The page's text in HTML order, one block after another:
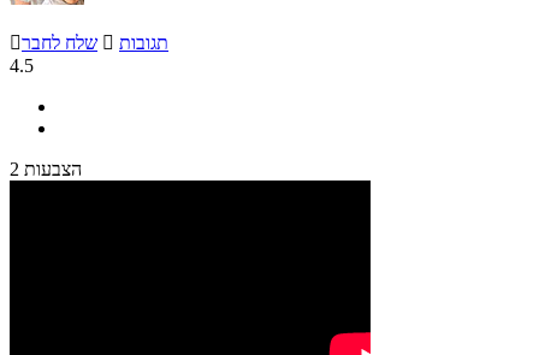
שלח לחבר  תגובות
4.5
2 הצבעות